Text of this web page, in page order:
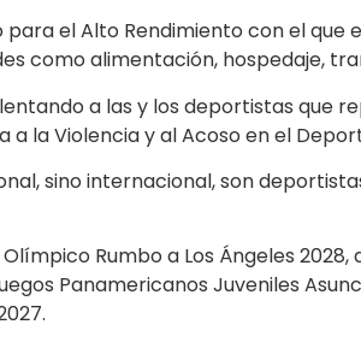
el Alto Rendimiento con el
como alimentación, hospedaje,
a las y los deportistas que
la Violencia y al Acoso en el
sino internacional, son
Rumbo a Los Ángeles
Panamericanos Juveniles